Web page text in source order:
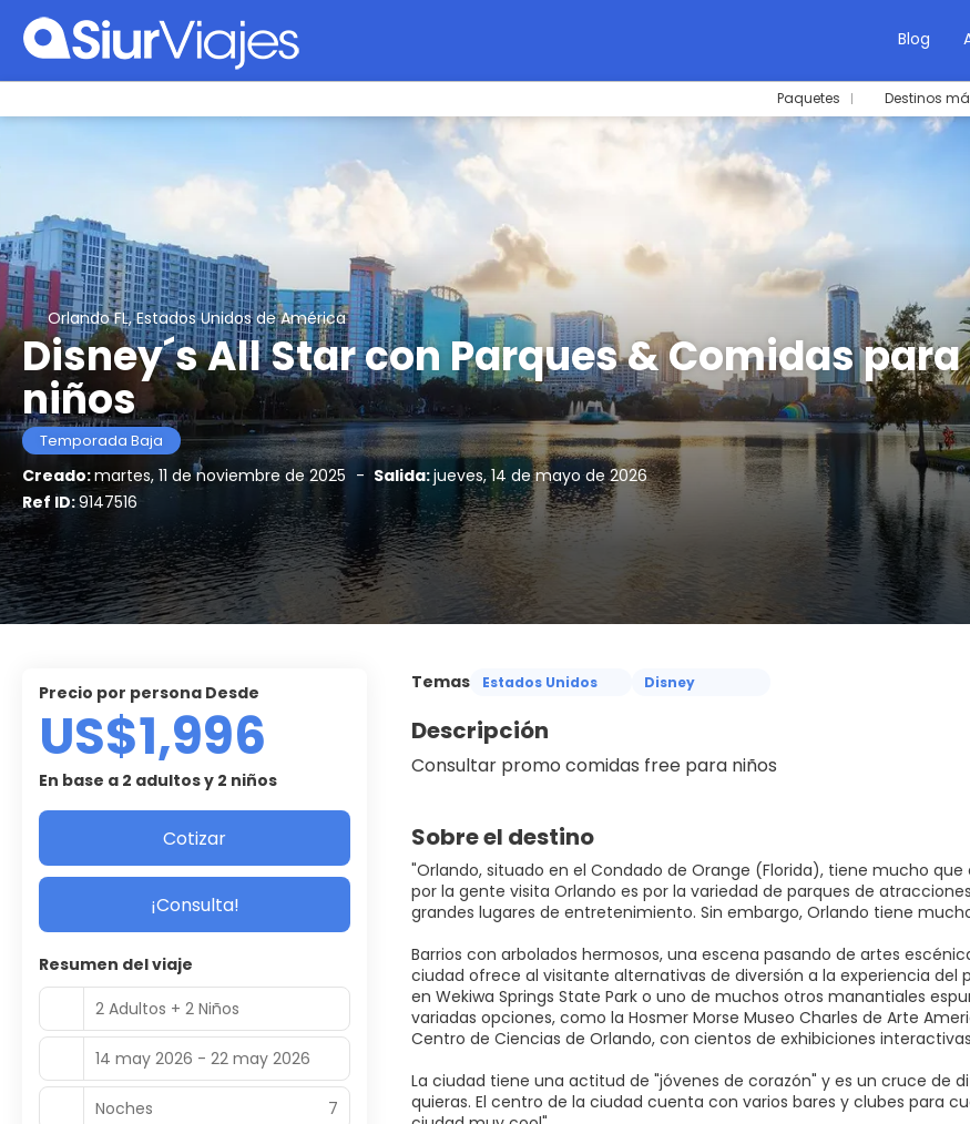
Blog
Paquetes Destinos
Orlando FL, Estados Unidos de América
Disney´s All Star con Parques & Comidas para
niños
Temporada Baja
Creado:martes, 11 de noviembre de 2025 - Salida:jueves, 14 de mayo de 2026
Ref ID:9147516
Temas Estados Unidos Disney
Descripción
Consultar promo comidas free para niños
Sobre el destino
"Orlando, situado en el Condado de Orange (Florida), tiene mucho
por la gente visita Orlando es por la variedad de parques de
grandes lugares de entretenimiento. Sin embargo, Orlando tiene
Barrios con arbolados hermosos, una escena pasando de artes
ciudad ofrece al visitante alternativas de diversión a la experiencia
en Wekiwa Springs State Park o uno de muchos otros manantiales
variadas opciones, como la Hosmer Morse Museo Charles de Arte
Centro de Ciencias de Orlando, con cientos de exhibiciones
La ciudad tiene una actitud de "jóvenes de corazón" y es un cruce de
quieras. El centro de la ciudad cuenta con varios bares y clubes para
precio por persona Desde
US$1,996
En base a 2 adultos y 2 niños
Cotizar
¡Consulta!
Resumen del viaje
2 Adultos + 2 Niños
14 may 2026 - 22 may 2026
Noches 7